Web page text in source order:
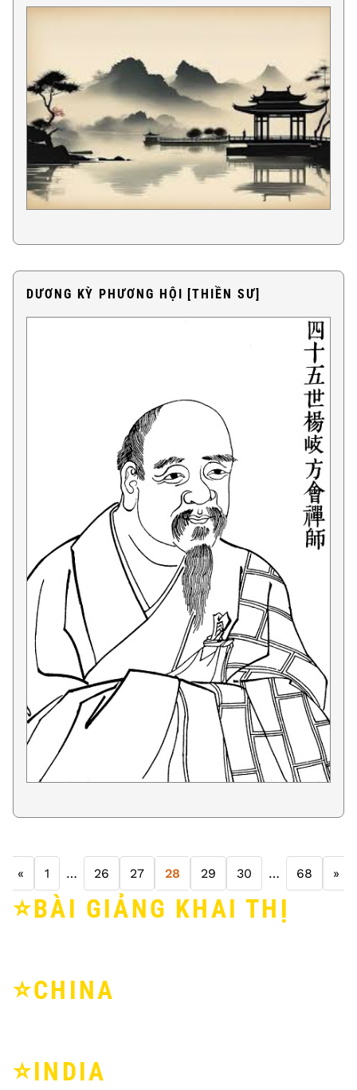
DƯƠNG KỲ PHƯƠNG HỘI [THIỀN SƯ]
« 1 … 26 27 28 29 30 … 68 »
⭐️BÀI GIẢNG KHAI THỊ
⭐️CHINA
⭐️INDIA